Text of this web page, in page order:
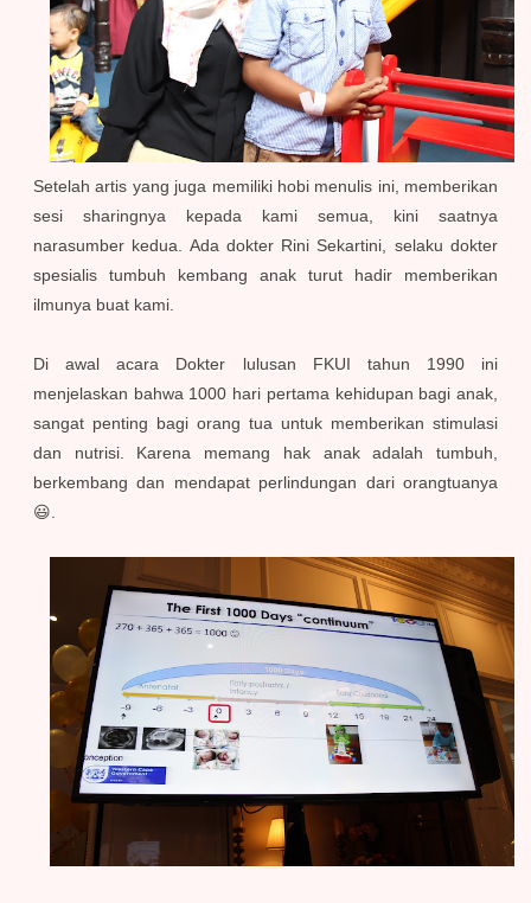
Setelah artis yang juga memiliki hobi menulis ini, memberikan
sesi sharingnya kepada kami semua, kini saatnya
narasumber kedua. Ada dokter Rini Sekartini, selaku dokter
spesialis tumbuh kembang anak turut hadir memberikan
ilmunya buat kami.
Di awal acara Dokter lulusan FKUI tahun 1990 ini
menjelaskan bahwa 1000 hari pertama kehidupan bagi anak,
sangat penting bagi orang tua untuk memberikan stimulasi
dan nutrisi. Karena memang hak anak adalah tumbuh,
berkembang dan mendapat perlindungan dari orangtuanya
😃.